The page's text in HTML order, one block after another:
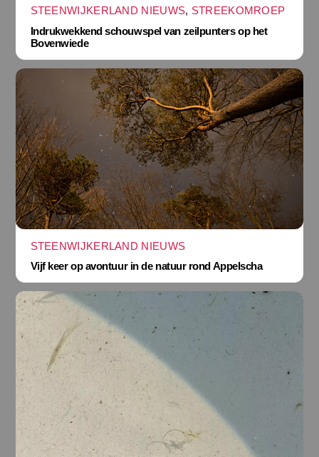
STEENWIJKERLAND NIEUWS, STREEKOMROEP
Indrukwekkend schouwspel van zeilpunters op het
Bovenwiede
STEENWIJKERLAND NIEUWS
Vijf keer op avontuur in de natuur rond Appelscha